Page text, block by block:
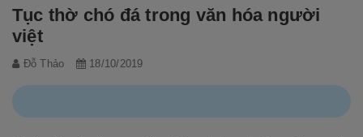
Tục thờ chó đá trong văn hóa người
việt
Đỗ Thảo 18/10/2019